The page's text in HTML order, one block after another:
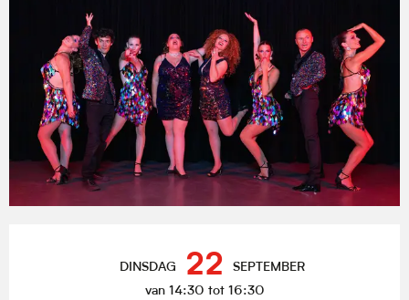
DINSDAG 22 SEPTEMBER
van 14:30 tot 16:30